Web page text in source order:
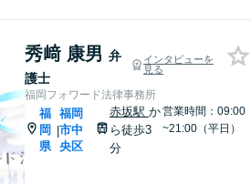
秀﨑 康男 弁
護士
インタビューを
見る
福岡フォワード法律事務所
福
岡
県
|
福岡
市中
央区
赤坂駅 か
ら徒歩3
分
営業時間：09:00
~21:00（平日）